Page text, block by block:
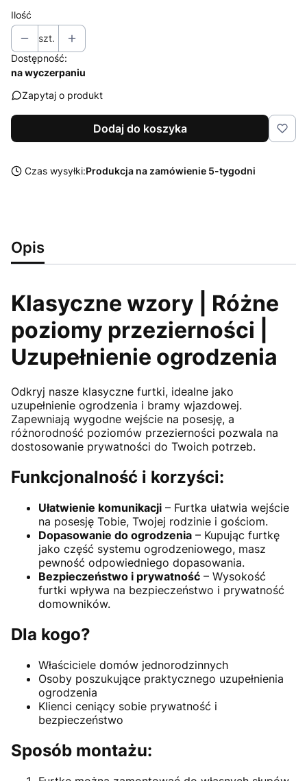
Ilość
szt.
Dostępność:
na wyczerpaniu
Zapytaj o produkt
Dodaj do koszyka
Czas wysyłki:Produkcja na zamówienie 5-tygodni
Opis
Klasyczne wzory | Różne
poziomy przezierności |
Uzupełnienie ogrodzenia
Odkryj nasze klasyczne furtki, idealne jako
uzupełnienie ogrodzenia i bramy wjazdowej.
Zapewniają wygodne wejście na posesję, a
różnorodność poziomów przezierności pozwala na
dostosowanie prywatności do Twoich potrzeb.
Funkcjonalność i korzyści:
Ułatwienie komunikacji – Furtka ułatwia wejście
na posesję Tobie, Twojej rodzinie i gościom.
Dopasowanie do ogrodzenia – Kupując furtkę
jako część systemu ogrodzeniowego, masz
pewność odpowiedniego dopasowania.
Bezpieczeństwo i prywatność – Wysokość
furtki wpływa na bezpieczeństwo i prywatność
domowników.
Dla kogo?
Właściciele domów jednorodzinnych
Osoby poszukujące praktycznego uzupełnienia
ogrodzenia
Klienci ceniący sobie prywatność i
bezpieczeństwo
Sposób montażu: